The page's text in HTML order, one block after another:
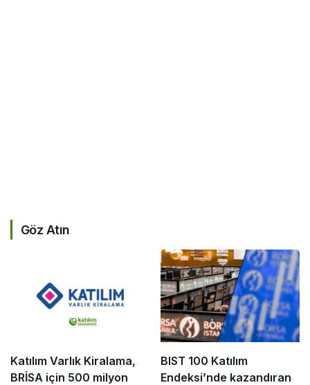
Göz Atın
Katılım Varlık Kiralama,
BRİSA için 500 milyon
BIST 100 Katılım
Endeksi’nde kazandıran